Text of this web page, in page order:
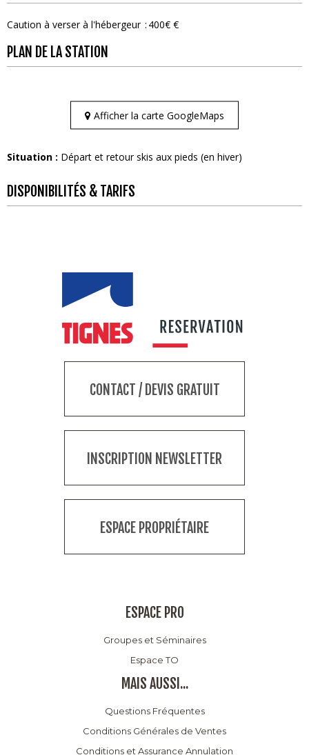
Caution à verser à l'hébergeur 400€ €
PLAN DE LA STATION
Afficher la carte GoogleMaps
Situation : Départ et retour skis aux pieds (en hiver)
DISPONIBILITÉS & TARIFS
CONTACT / DEVIS GRATUIT
INSCRIPTION NEWSLETTER
ESPACE PROPRIÉTAIRE
ESPACE PRO
Groupes et Séminaires
Espace TO
MAIS AUSSI...
Questions Fréquentes
Conditions Générales de Ventes
Conditions et Assurance Annulation